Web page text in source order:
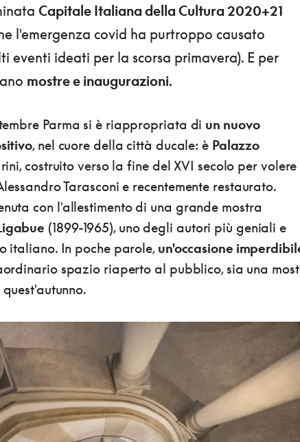
Capitale Italiana della Cultura 2020+21
l'emergenza covid ha purtroppo causato
eventi ideati per la scorsa primavera). E per
mostre e inaugurazioni.
Parma si è riappropriata di un nuovo
, nel cuore della città ducale: è Palazzo
costruito verso la fine del XVI secolo per volere
Tarasconi e recentemente restaurato.
con l'allestimento di una grande mostra
(1899-1965), uno degli autori più geniali e
italiano. In poche parole, un'occasione
spazio riaperto al pubblico, sia una